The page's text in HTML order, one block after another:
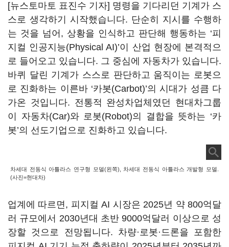
[뉴스토마토 표진수 기자] 명령을 기다리던 기계가 스
스로 생각하기 시작했습니다. 단순히 지시를 수행하
는 것을 넘어, 상황을 인식하고 판단해 행동하는 ‘피
지컬 인공지능(Physical AI)’이 산업 현장에 본격적으
로 들어오고 있습니다. 그 중심에 자동차가 있습니다.
바퀴 달린 기계가 스스로 판단하고 움직이는 로봇으
로 진화하는 이른바 ‘카봇(Carbot)’의 시대가 성큼 다
가온 것입니다. 전통적 완성차업체였던 현대차그룹
이 자동차(Car)와 로봇(Robot)의 결합을 뜻하는 ‘카
봇’의 선도기업으로 진화하고 있습니다.
차세대 전동식 아틀라스 연구형 모델(왼쪽), 차세대 전동식 아틀라스 개발형 모델.
(사진=현대차)
업계에 따르면, 피지컬 AI 시장은 2025년 약 800억달
러 규모에서 2030년대 초반 9000억달러 이상으로 성
장할 것으로 전망됩니다. 차량·로봇·드론을 포함한